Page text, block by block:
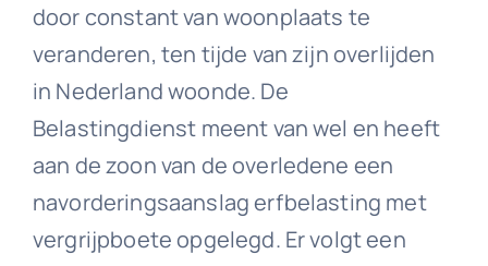
door constant van woonplaats te
veranderen, ten tijde van zijn overlijden
in Nederland woonde. De
Belastingdienst meent van wel en heeft
aan de zoon van de overledene een
navorderingsaanslag erfbelasting met
vergrijpboete opgelegd. Er volgt een